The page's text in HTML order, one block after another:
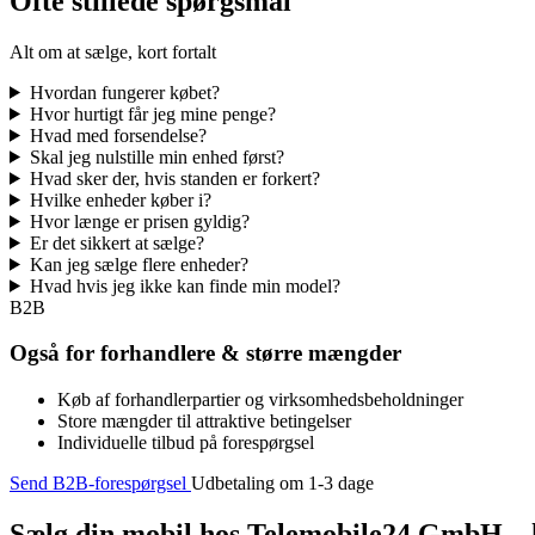
Alt om at sælge, kort fortalt
Hvordan fungerer købet?
Hvor hurtigt får jeg mine penge?
Hvad med forsendelse?
Skal jeg nulstille min enhed først?
Hvad sker der, hvis standen er forkert?
Hvilke enheder køber i?
Hvor længe er prisen gyldig?
Er det sikkert at sælge?
Kan jeg sælge flere enheder?
Hvad hvis jeg ikke kan finde min model?
B2B
Også for forhandlere & større mængder
Køb af forhandlerpartier og virksomhedsbeholdninger
Store mængder til attraktive betingelser
Individuelle tilbud på forespørgsel
Send B2B-forespørgsel Udbetaling om 1-3 dage